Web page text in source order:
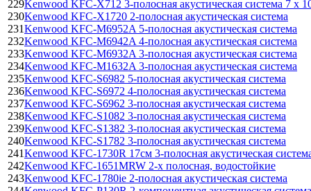
229Kenwood KFC-X712 3-полосная акустическая система 7 x
230Kenwood KFC-X1720 2-полосная акустическая система
231Kenwood KFC-M6952A 5-полосная акустическая система
232Kenwood KFC-M6942A 4-полосная акустическая система
233Kenwood KFC-M6932A 3-полосная акустическая система
234Kenwood KFC-M1632A 3-полосная акустическая система
235Kenwood KFC-S6982 5-полосная акустическая система
236Kenwood KFC-S6972 4-полосная акустическая система
237Kenwood KFC-S6962 3-полосная акустическая система
238Kenwood KFC-S1082 3-полосная акустическая система
239Kenwood KFC-S1382 3-полосная акустическая система
240Kenwood KFC-S1782 3-полосная акустическая система
241Kenwood KFC-1730R 17см 3-полосная акустическая
242Kenwood KFC-1651MRW 2-х полосная, водостойкие
243Kenwood KFC-1780ie 2-полосная акустическая система